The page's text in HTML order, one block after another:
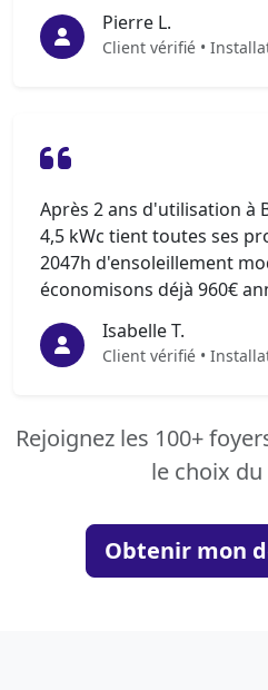
Pierre L.
Client vérifié •
Après 2 ans d'utilisation à
4,5 kWc tient toutes ses
2047h d'ensoleillement
économisons déjà 960€
Isabelle T.
Client vérifié •
Rejoignez les 100+
le choix
Obtenir mon